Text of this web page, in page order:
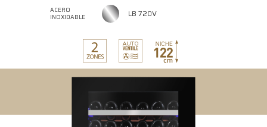
ACERO
INOXIDABLE
LB 720V